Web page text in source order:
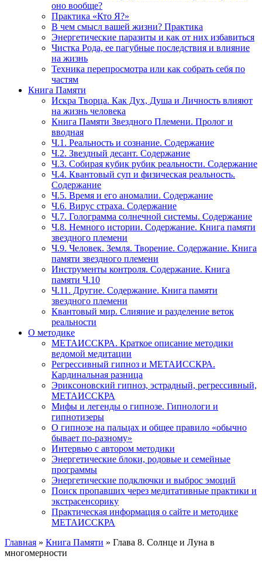
оно вообще?
Практика «Кто Я?»
В чем смысл вашей жизни? Практика
Энергетические паразиты и как от них избавиться
Чистка Рода, ее пагубные последствия и влияние
на жизнь
Техника перепросмотра или как собрать себя по
частям
Книга Памяти
Искра Творца. Как Дух, Душа и Личность влияют
на жизнь человека
Книга Памяти Звездного Племени. Пролог и
вводная
Ч.1. Реальность и сознание. Содержание
Ч.2. Звездный десант. Содержание
Ч.3. Собирая кубик рубик реальности. Содержание
Ч.4. Квантовый суп и физическая реальность.
Содержание
Ч.5. Время и его аномалии. Содержание
Ч.6. Вирус страха. Содержание
Ч.7. Голограмма солнечной системы. Содержание
Ч.8. Немного истории. Содержание. Книга памяти
звездного племени
Ч.9. Человек. Земля. Творение. Содержание. Книга
памяти звездного племени
Инструменты контроля. Содержание. Книга
памяти Ч.10
Ч.11. Другие. Содержание. Книга памяти
звездного племени
Квантовый мир. Слияние и разделение веток
реальности
О методике
МЕТАИССКРА. Краткое описание методики
ведомой медитации
Регрессивный гипноз и МЕТАИССКРА.
Кардинальная разница
Эриксоновский гипноз, эстрадный, регрессивный,
МЕТАИССКРА
Мифы и легенды о гипнозе. Гипнологи и
гипнотизеры
О гипнозе на пальцах и общее правило «обычно
бывает по-разному»
Интервью с автором методики
Энергетические блоки, родовые и семейные
программы
Энергетические подключки и выброс эмоций
Поиск пропавших через медитативные практики и
экстрасенсорику
Практическая информация о сайте и методике
МЕТАИССКРА
Главная » Книга Памяти » Глава 8. Солнце и Луна в
многомерности